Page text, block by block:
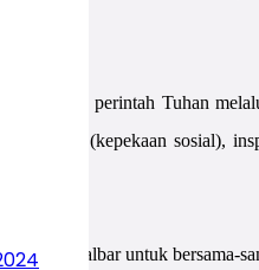
menulis itu perintah Tuhan
kearifan (kepekaan sosial),
(IPM) Kalbar untuk bersama-